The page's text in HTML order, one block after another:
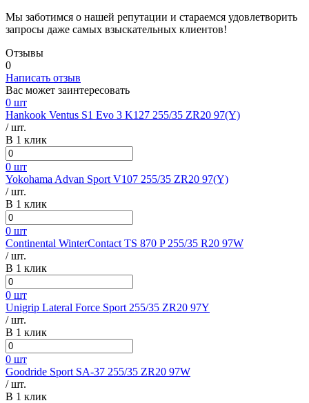
Мы заботимся о нашей репутации и стараемся удовлетворить
запросы даже самых взыскательных клиентов!
Отзывы
0
Написать отзыв
Вас может заинтересовать
0 шт
Hankook Ventus S1 Evo 3 K127 255/35 ZR20 97(Y)
/ шт.
В 1 клик
0 шт
Yokohama Advan Sport V107 255/35 ZR20 97(Y)
/ шт.
В 1 клик
0 шт
Continental WinterContact TS 870 P 255/35 R20 97W
/ шт.
В 1 клик
0 шт
Unigrip Lateral Force Sport 255/35 ZR20 97Y
/ шт.
В 1 клик
0 шт
Goodride Sport SA-37 255/35 ZR20 97W
/ шт.
В 1 клик